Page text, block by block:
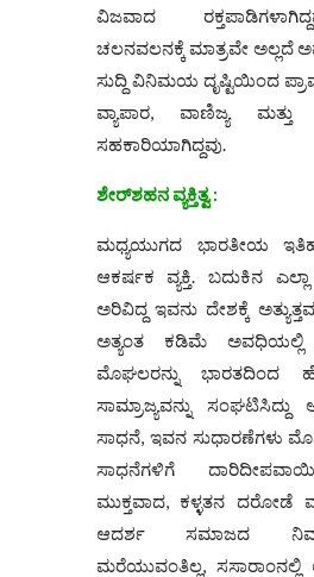
ವಿಜವಾದ
ಚಲನವಲನಕ್ಕೆ ಮಾತ್ರವೇ ಅಲ್ಲದೆ
ಸುದ್ದಿ ವಿನಿಮಯ ದೃಷ್ಟಿಯಿಂದ
ವ್ಯಾಪಾರ, ವಾಣಿಜ್ಯ
ಸಹಕಾರಿಯಾಗಿದ್ದವು.
ಶೇರ್‌ಶಹನ ವ್ಯಕ್ತಿತ್ವ :
ಮಧ್ಯಯುಗದ ಭಾರತೀಯ
ಆಕರ್ಷಕ ವ್ಯಕ್ತಿ. ಬದುಕಿನ
ಅರಿವಿದ್ದ ಇವನು ದೇಶಕ್ಕೆ
ಅತ್ಯಂತ ಕಡಿಮೆ ಅವಧಿಯಲ್ಲಿ
ಮೊಘಲರನ್ನು ಭಾರತದಿಂದ
ಸಾಮ್ರಾಜ್ಯವನ್ನು ಸಂಘಟಿಸಿದ್ದು
ಸಾಧನೆ, ಇವನ ಸುಧಾರಣೆಗಳು
ಸಾಧನೆಗಳಿಗೆ
ಮುಕ್ತವಾದ, ಕಳ್ಳತನ ದರೋಡೆ
ಆದರ್ಶ ಸಮಾಜದ
ಮರೆಯುವಂತಿಲ್ಲ,